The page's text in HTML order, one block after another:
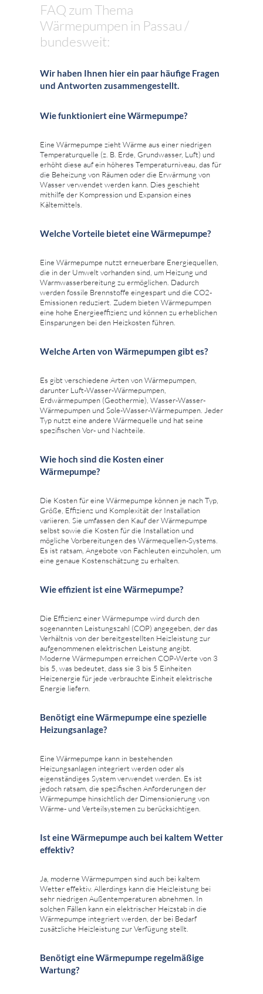
FAQ zum Thema
Wärmepumpen in Passau /
bundesweit:
Wir haben Ihnen hier ein paar häufige Fragen
und Antworten zusammengestellt.
Wie funktioniert eine Wärmepumpe?
Eine Wärmepumpe zieht Wärme aus einer niedrigen
Temperaturquelle (z. B. Erde, Grundwasser, Luft) und
erhöht diese auf ein höheres Temperaturniveau, das für
die Beheizung von Räumen oder die Erwärmung von
Wasser verwendet werden kann. Dies geschieht
mithilfe der Kompression und Expansion eines
Kältemittels.
Welche Vorteile bietet eine Wärmepumpe?
Eine Wärmepumpe nutzt erneuerbare Energiequellen,
die in der Umwelt vorhanden sind, um Heizung und
Warmwasserbereitung zu ermöglichen. Dadurch
werden fossile Brennstoffe eingespart und die CO2-
Emissionen reduziert. Zudem bieten Wärmepumpen
eine hohe Energieeffizienz und können zu erheblichen
Einsparungen bei den Heizkosten führen.
Welche Arten von Wärmepumpen gibt es?
Es gibt verschiedene Arten von Wärmepumpen,
darunter Luft-Wasser-Wärmepumpen,
Erdwärmepumpen (Geothermie), Wasser-Wasser-
Wärmepumpen und Sole-Wasser-Wärmepumpen. Jeder
Typ nutzt eine andere Wärmequelle und hat seine
spezifischen Vor- und Nachteile.
Wie hoch sind die Kosten einer
Wärmepumpe?
Die Kosten für eine Wärmepumpe können je nach Typ,
Größe, Effizienz und Komplexität der Installation
variieren. Sie umfassen den Kauf der Wärmepumpe
selbst sowie die Kosten für die Installation und
mögliche Vorbereitungen des Wärmequellen-Systems.
Es ist ratsam, Angebote von Fachleuten einzuholen, um
eine genaue Kostenschätzung zu erhalten.
Wie effizient ist eine Wärmepumpe?
Die Effizienz einer Wärmepumpe wird durch den
sogenannten Leistungszahl (COP) angegeben, der das
Verhältnis von der bereitgestellten Heizleistung zur
aufgenommenen elektrischen Leistung angibt.
Moderne Wärmepumpen erreichen COP-Werte von 3
bis 5, was bedeutet, dass sie 3 bis 5 Einheiten
Heizenergie für jede verbrauchte Einheit elektrische
Energie liefern.
Benötigt eine Wärmepumpe eine spezielle
Heizungsanlage?
Eine Wärmepumpe kann in bestehenden
Heizungsanlagen integriert werden oder als
eigenständiges System verwendet werden. Es ist
jedoch ratsam, die spezifischen Anforderungen der
Wärmepumpe hinsichtlich der Dimensionierung von
Wärme- und Verteilsystemen zu berücksichtigen.
Ist eine Wärmepumpe auch bei kaltem Wetter
effektiv?
Ja, moderne Wärmepumpen sind auch bei kaltem
Wetter effektiv. Allerdings kann die Heizleistung bei
sehr niedrigen Außentemperaturen abnehmen. In
solchen Fällen kann ein elektrischer Heizstab in die
Wärmepumpe integriert werden, der bei Bedarf
zusätzliche Heizleistung zur Verfügung stellt.
Benötigt eine Wärmepumpe regelmäßige
Wartung?